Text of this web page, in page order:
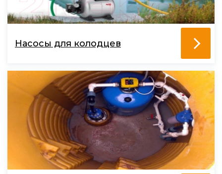
Насосы для колодцев